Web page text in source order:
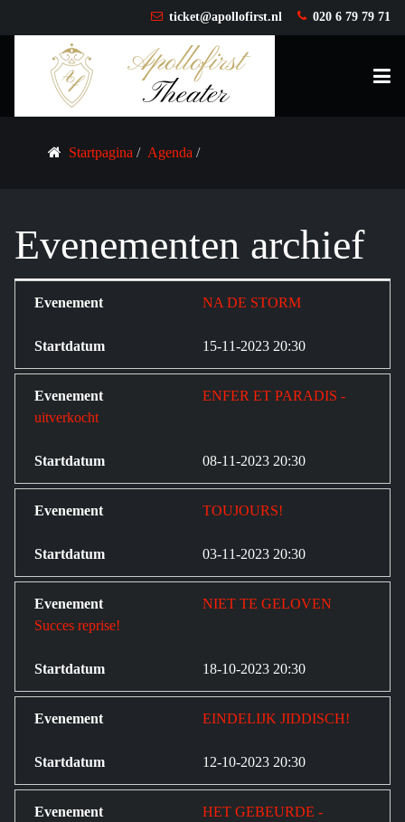
ticket@apollofirst.nl 020 6 79 79 71
Startpagina Agenda
Evenementen archief
NA DE STORM
15-11-2023 20:30
ENFER ET PARADIS -
uitverkocht
08-11-2023 20:30
TOUJOURS!
03-11-2023 20:30
NIET TE GELOVEN
Succes reprise!
18-10-2023 20:30
EINDELIJK JIDDISCH!
12-10-2023 20:30
HET GEBEURDE -